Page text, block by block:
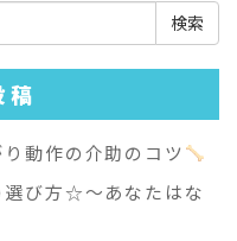
稿
作の介助のコツ
び方☆～あなたはな